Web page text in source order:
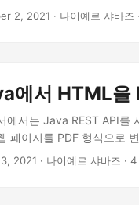
2, 2021 · 나이예르 샤바즈
에서 HTML을
에서는 Java REST API를
페이지를 PDF 형식으로
2021 · 나이예르 샤바즈 ·